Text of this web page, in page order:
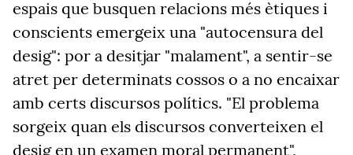
espais que busquen relacions més ètiques i
conscients emergeix una "autocensura del
desig": por a desitjar "malament", a sentir-se
atret per determinats cossos o a no encaixar
amb certs discursos polítics. "El problema
sorgeix quan els discursos converteixen el
desig en un examen moral permanent",